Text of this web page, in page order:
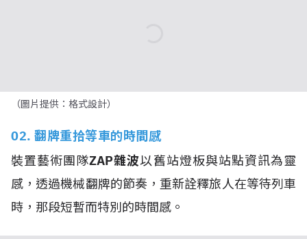
（圖片提供：格式設計）
02. 翻牌重拾等車的時間感
裝置藝術團隊ZAP雜波以舊站燈板與站點資訊為靈
感，透過機械翻牌的節奏，重新詮釋旅人在等待列車
時，那段短暫而特別的時間感。